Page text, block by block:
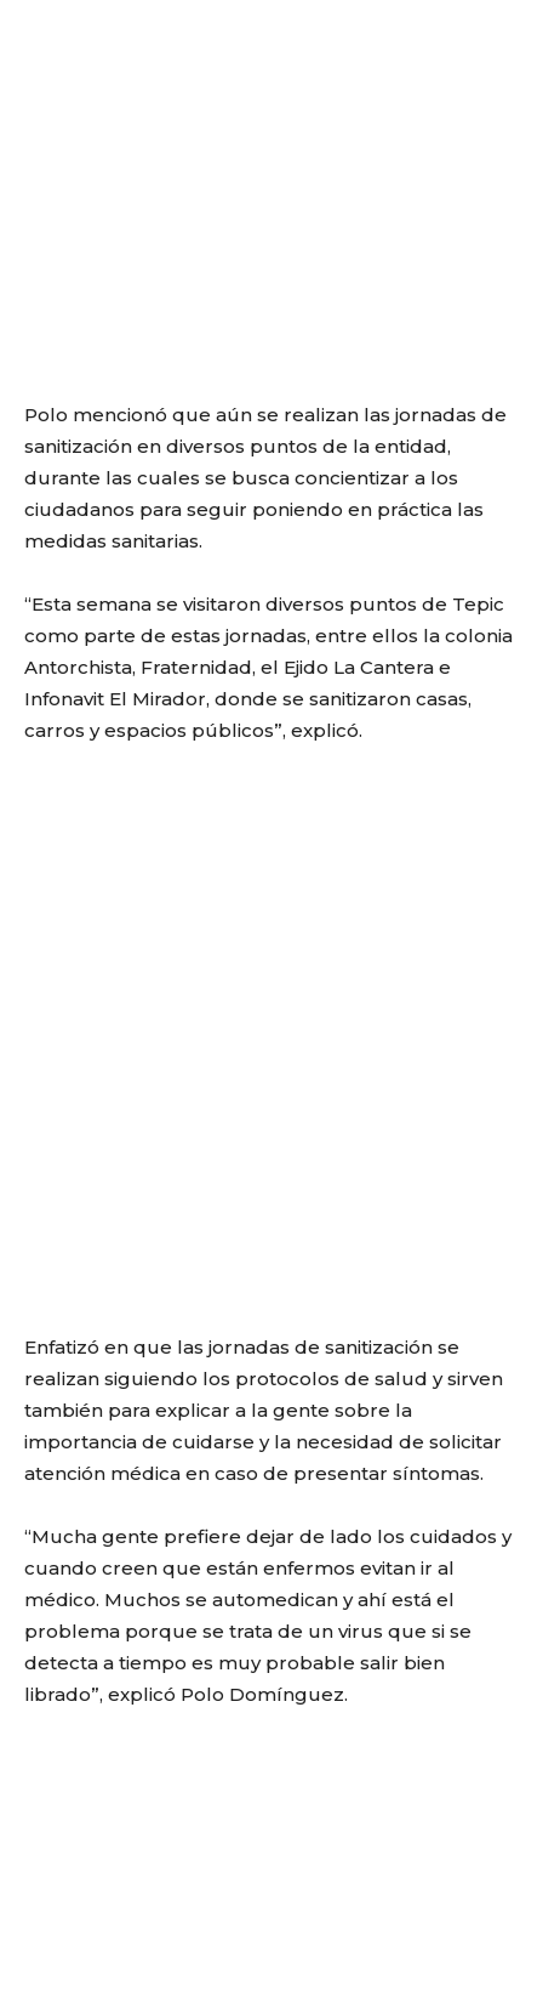
Polo mencionó que aún se realizan las jornadas de
sanitización en diversos puntos de la entidad,
durante las cuales se busca concientizar a los
ciudadanos para seguir poniendo en práctica las
medidas sanitarias.
“Esta semana se visitaron diversos puntos de Tepic
como parte de estas jornadas, entre ellos la colonia
Antorchista, Fraternidad, el Ejido La Cantera e
Infonavit El Mirador, donde se sanitizaron casas,
carros y espacios públicos”, explicó.
Enfatizó en que las jornadas de sanitización se
realizan siguiendo los protocolos de salud y sirven
también para explicar a la gente sobre la
importancia de cuidarse y la necesidad de solicitar
atención médica en caso de presentar síntomas.
“Mucha gente prefiere dejar de lado los cuidados y
cuando creen que están enfermos evitan ir al
médico. Muchos se automedican y ahí está el
problema porque se trata de un virus que si se
detecta a tiempo es muy probable salir bien
librado”, explicó Polo Domínguez.